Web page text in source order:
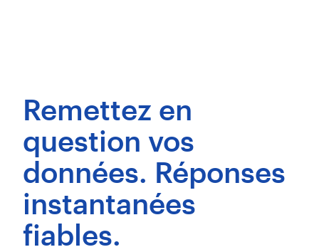
Remettez en
question vos
données. Réponses
instantanées
fiables.